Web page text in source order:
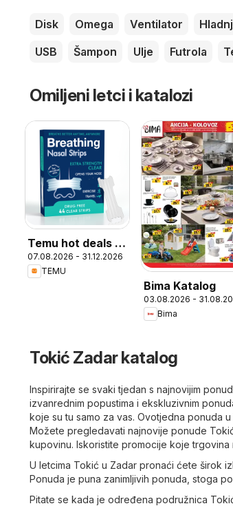
Disk Omega Ventilator
USB
Šampon Ulje Futrola
Omiljeni letci i katalozi
Temu hot deals –
Croatia
07.08.2026 - 31.12.2026
TEMU
Bima Katalog
03.08.2026 -
Bima
Tokić Zadar katalog
Inspirirajte se svaki tjedan s najnovijim
izvanrednim popustima i ekskluzivnim
koje su tu samo za vas. Ovotjedna ponuda
Možete pregledavati najnovije ponude
kupovinu. Iskoristite promocije koje trgovina
U letcima Tokić u Zadar pronaći ćete širok
Ponuda je puna zanimljivih ponuda, stoga
Pitate se kada je određena podružnica